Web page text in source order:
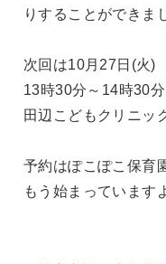
りすること ができま
次回は10月27日(火)
13時30分～14時30分
田辺こどもクリニッ
予約はぽこぽこ保育
もう始まっています